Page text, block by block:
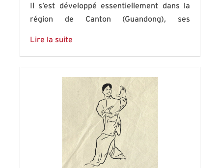
Il s’est développé essentiellement dans la
région de Canton (Guandong), ses
que l’usage principalement des membres
Lire la suite